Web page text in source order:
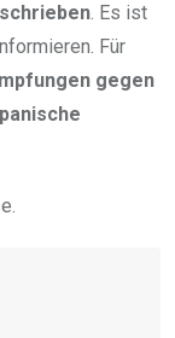
. Es ist
Für
gegen